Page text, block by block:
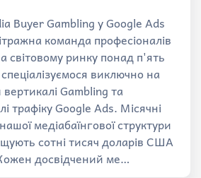
Buyer Gambling у Google Ads
команда професіоналів
світовому ринку понад п'ять
виключно на
Gambling та
трафіку Google Ads. Місячні
медіабаїнгової структури
сотні тисяч доларів США
досвідчений ме…